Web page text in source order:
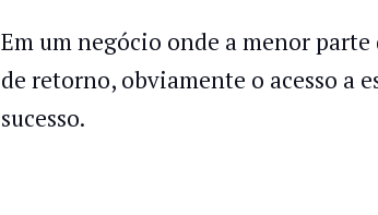
Em um negócio onde a menor
de retorno, obviamente o acesso a
sucesso.